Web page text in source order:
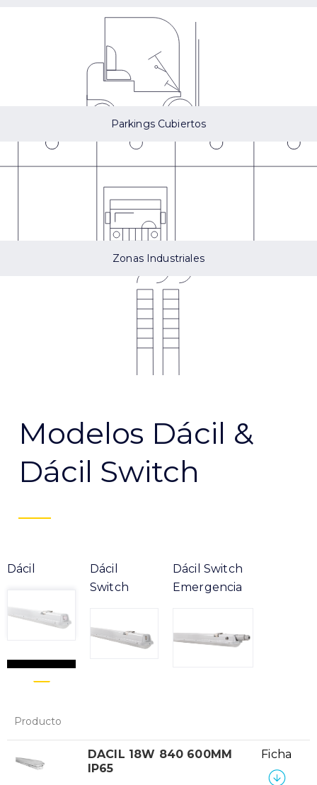
Parkings Cubiertos
Zonas Industriales
Modelos Dácil &
Dácil Switch
Dácil
Dácil
Switch
Dácil Switch
Emergencia
Producto
DACIL 18W 840 600MM
IP65
Ficha